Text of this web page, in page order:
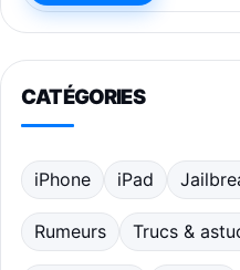
CATÉGORIES
iPhone iPad
Rumeurs Trucs &